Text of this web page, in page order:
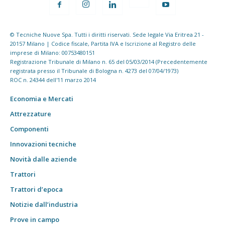
© Tecniche Nuove Spa. Tutti i diritti riservati. Sede legale Via Eritrea 21 -
20157 Milano | Codice fiscale, Partita IVA e Iscrizione al Registro delle
imprese di Milano: 00753480151
Registrazione Tribunale di Milano n. 65 del 05/03/2014 (Precedentemente
registrata presso il Tribunale di Bologna n. 4273 del 07/04/1973)
ROC n. 24344 dell'11 marzo 2014
Economia e Mercati
Attrezzature
Componenti
Innovazioni tecniche
Novità dalle aziende
Trattori
Trattori d’epoca
Notizie dall’industria
Prove in campo